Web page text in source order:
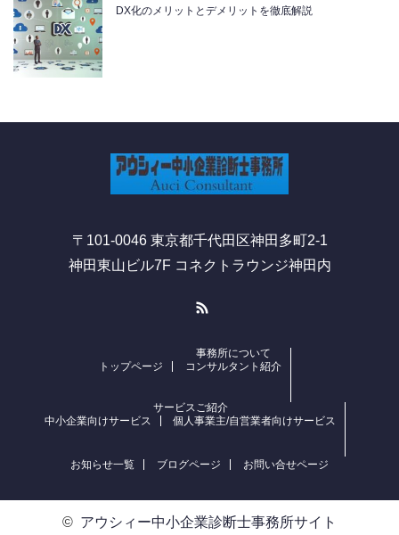
DX化のメリットとデメリットを徹底解説
〒101-0046 東京都千代田区神田多町2-1
神田東山ビル7F コネクトラウンジ神田内
トップページ
事務所について
コンサルタント紹介
サービスご紹介
中小企業向けサービス
個人事業主/自営業者向けサービス
お知らせ一覧 ブログページ お問い合せページ
© アウシィー中小企業診断士事務所サイト